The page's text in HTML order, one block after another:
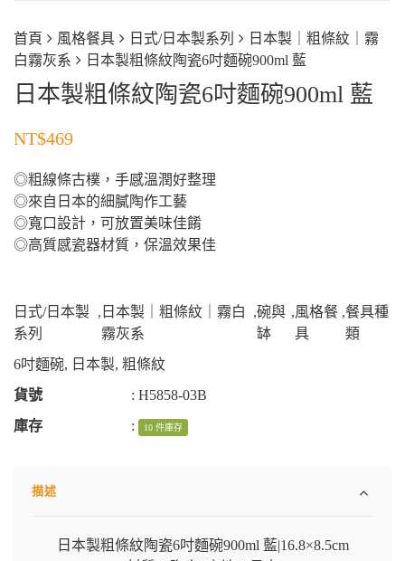
首頁 風格餐具 日式/日本製系列
日本製｜粗條紋｜霧
白霧灰系
日本製粗條紋陶瓷6吋麵碗900ml 藍
日本製粗條紋陶瓷6吋麵碗900ml 藍
NT$469
◎粗線條古樸，手感溫潤好整理
◎來自日本的細膩陶作工藝
◎寬口設計，可放置美味佳餚
◎高質感瓷器材質，保溫效果佳
日式/日本製
系列
, 日本製｜粗條紋｜霧白
霧灰系
,碗與
缽
,風格餐
具
,餐具種
類
6吋麵碗, 日本製, 粗條紋
貨號
: H5858-03B
庫存
: 10 件庫存
描述
日本製粗條紋陶瓷6吋麵碗900ml 藍|16.8×8.5cm